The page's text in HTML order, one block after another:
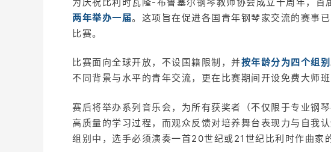
两年举办一届。这项旨在促进各国青年钢琴家交流的赛事
比赛。
比赛面向全球开放，不设国籍限制，并按年龄分为四个组别
不同背景与水平的青年交流，更在比赛期间开设免费大师
赛后将举办系列音乐会，为所有获奖者（不仅限于专业
高质量的学习过程，而观众反馈对培养舞台表现力与自我
组别中，选手必须演奏一首20世纪或21世纪比利时作曲家